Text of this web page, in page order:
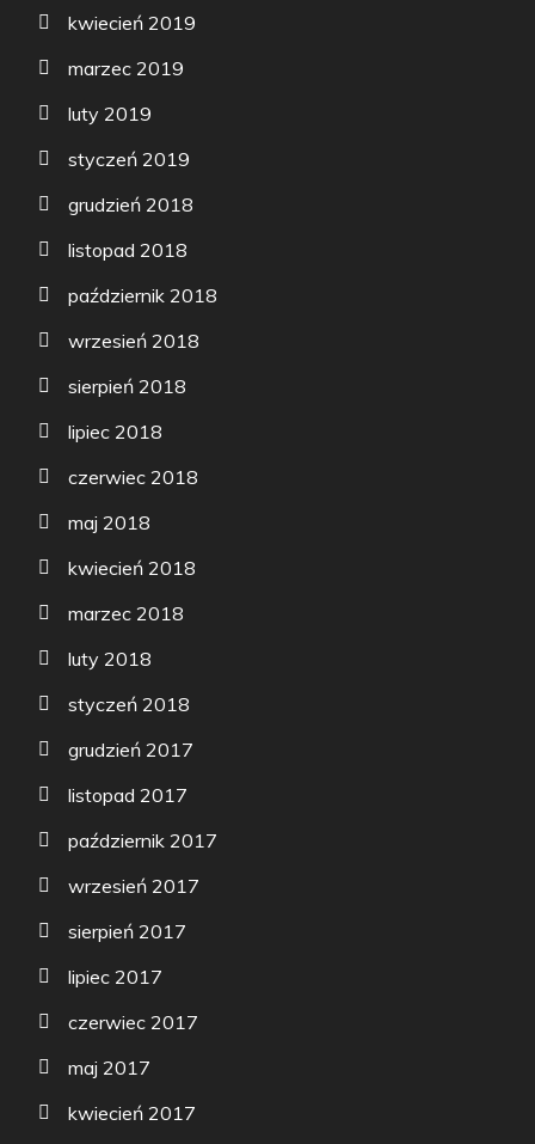
kwiecień 2019
marzec 2019
luty 2019
styczeń 2019
grudzień 2018
listopad 2018
październik 2018
wrzesień 2018
sierpień 2018
lipiec 2018
czerwiec 2018
maj 2018
kwiecień 2018
marzec 2018
luty 2018
styczeń 2018
grudzień 2017
listopad 2017
październik 2017
wrzesień 2017
sierpień 2017
lipiec 2017
czerwiec 2017
maj 2017
kwiecień 2017